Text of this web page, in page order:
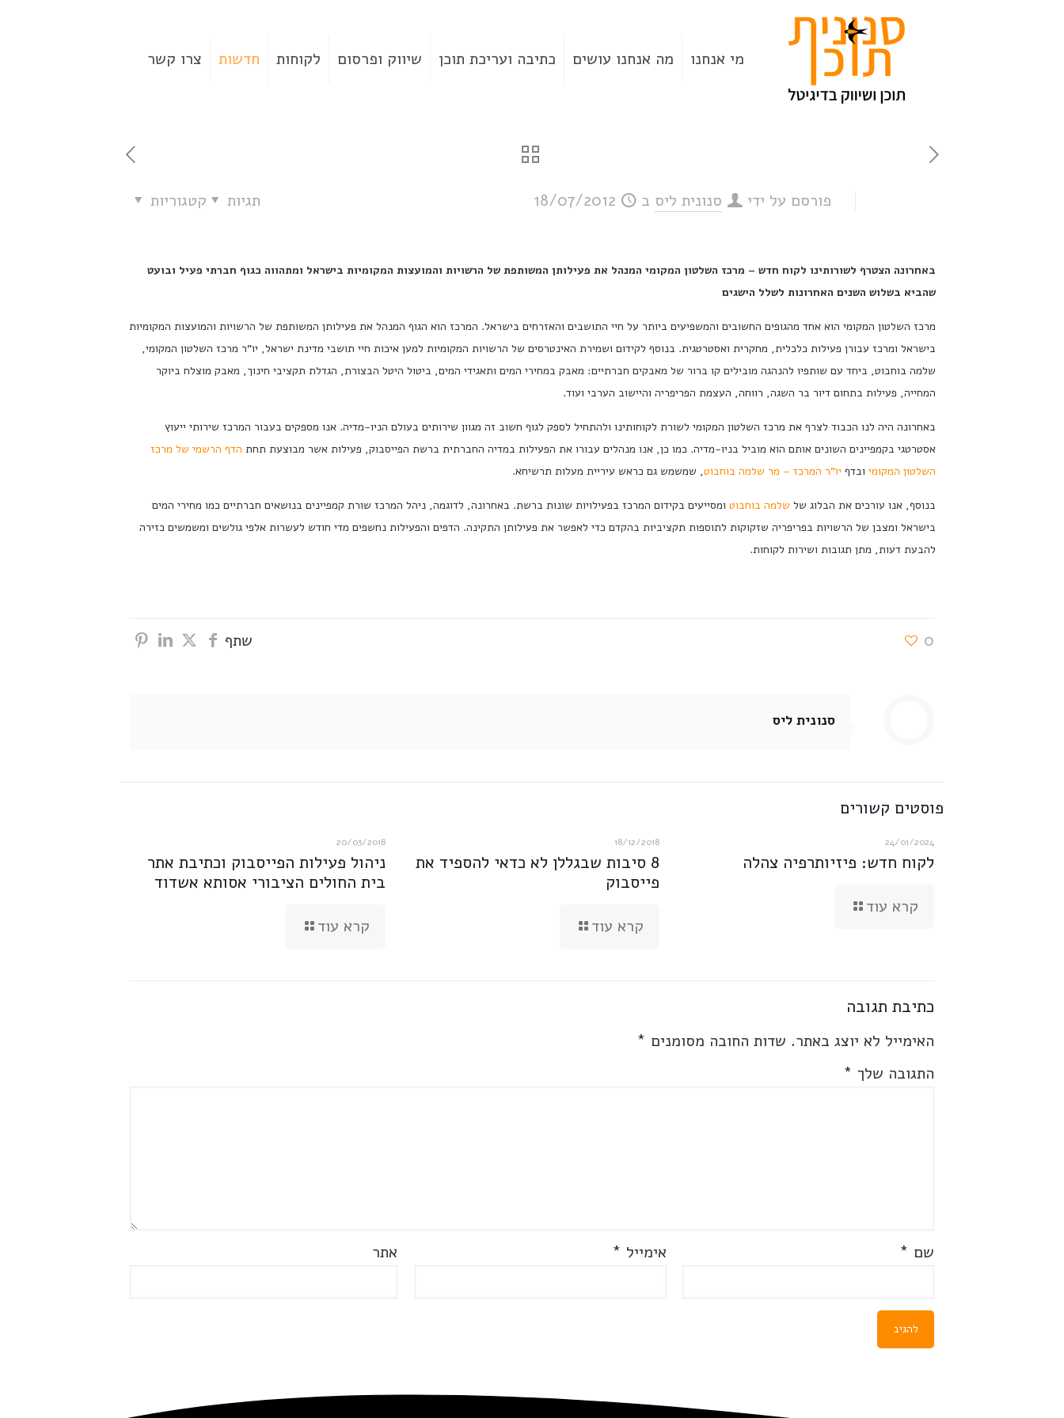
מי אנחנו מה אנחנו עושים כתיבה ועריכת תוכן שיווק ופרסום לקוחות חדשות צרו קשר
פורסם על ידי סנונית ליס ב 18/07/2012 קטגוריות תגיות
באחרונה הצטרף לשורותינו לקוח חדש – מרכז השלטון המקומי המנהל את פעילותן המשותפת של הרשויות והמועצות המקומיות בישראל ומתהווה כגוף חברתי פעיל ובועט
שהביא בשלוש השנים האחרונות לשלל הישגים
מרכז השלטון המקומי הוא אחד מהגופים החשובים והמשפיעים ביותר על חיי התושבים והאזרחים בישראל. המרכז הוא הגוף המנהל את פעילותן המשותפת של הרשויות והמועצות המקומיות
בישראל ומרכז עבורן פעילות כלכלית, מחקרית ואסטרטגית. בנוסף לקידום ושמירת האינטרסים של הרשויות המקומיות למען איכות חיי תושבי מדינת ישראל, יו"ר מרכז השלטון המקומי,
שלמה בוחבוט, ביחד עם שותפיו להנהגה מובילים קו ברור של מאבקים חברתיים: מאבק במחירי המים ותאגידי המים, ביטול היטל הבצורת, הגדלת תקציבי חינוך, מאבק מוצלח ביוקר
המחייה, פעילות בתחום דיור בר השגה, רווחה, העצמת הפריפריה והיישוב הערבי ועוד.
באחרונה היה לנו הכבוד לצרף את מרכז השלטון המקומי לשורת לקוחותינו ולהתחיל לספק לגוף חשוב זה מגוון שירותים בעולם הניו-מדיה. אנו מספקים בעבור המרכז שירותי ייעוץ
אסטרטגי בקמפיינים השונים אותם הוא מוביל בניו-מדיה. כמו כן, אנו מנהלים עבורו את הפעילות במדיה החברתית ברשת הפייסבוק, פעילות אשר מבוצעת תחת הדף הרשמי של מרכז
השלטון המקומי ובדף יו"ר המרכז – מר שלמה בוחבוט, שמשמש גם כראש עיריית מעלות תרשיחא.
בנוסף, אנו עורכים את הבלוג של שלמה בוחבוט ומסייעים בקידום המרכז בפעילויות שונות ברשת. באחרונה, לדוגמה, ניהל המרכז שורת קמפיינים בנושאים חברתיים כמו מחירי המים
בישראל ומצבן של הרשויות בפריפריה שזקוקות לתוספות תקציביות בהקדם כדי לאפשר את פעילותן התקינה. הדפים והפעילות נחשפים מדי חודש לעשרות אלפי גולשים ומשמשים כזירה
להבעת דעות, מתן תגובות ושירות לקוחות.
שתף 0
סנונית ליס
פוסטים קשורים
24/01/2024
לקוח חדש: פיזיותרפיה צהלה
קרא עוד
18/12/2018
8 סיבות שבגללן לא כדאי להספיד את
פייסבוק
קרא עוד
20/03/2018
ניהול פעילות הפייסבוק וכתיבת אתר
בית החולים הציבורי אסותא אשדוד
קרא עוד
כתיבת תגובה
האימייל לא יוצג באתר. שדות החובה מסומנים *
התגובה שלך *
שם * אימייל * אתר